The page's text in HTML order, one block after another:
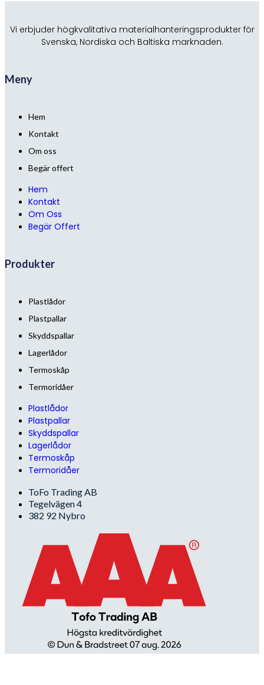
Vi erbjuder högkvalitativa materialhanteringsprodukter för
Svenska, Nordiska och Baltiska marknaden.
Meny
Hem
Kontakt
Om oss
Begär offert
Hem
Kontakt
Om Oss
Begär Offert
Produkter
Plastlådor
Plastpallar
Skyddspallar
Lagerlådor
Termoskåp
Termoridåer
Plastlådor
Plastpallar
Skyddspallar
Lagerlådor
Termoskåp
Termoridåer
ToFo Trading AB
Tegelvägen 4
382 92 Nybro